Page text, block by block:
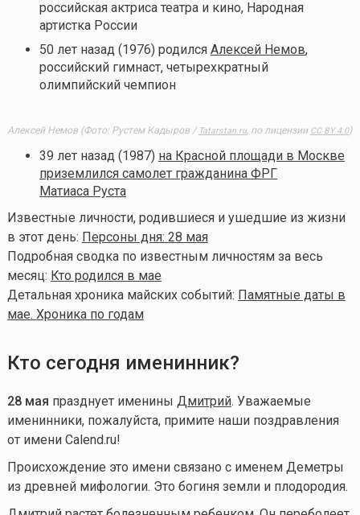
российская актриса театра и кино, Народная
артистка России
50 лет назад (1976) родился Алексей Немов,
российский гимнаст, четырехкратный
олимпийский чемпион
Алексей Немов (Фото: Рустем Кадыров / Tatarstan.ru, по лицензии CC BY 4.0)
39 лет назад (1987) на Красной площади в Москве
приземлился самолет гражданина ФРГ
Матиаса Руста
Известные личности, родившиеся и ушедшие из жизни
в этот день: Персоны дня: 28 мая
Подробная сводка по известным личностям за весь
месяц: Кто родился в мае
Детальная хроника майских событий: Памятные даты в
мае. Хроника по годам
Кто сегодня именинник?
28 мая празднует именины Дмитрий. Уважаемые
именинники, пожалуйста, примите наши поздравления
от имени Calend.ru!
Происхождение это имени связано с именем Деметры
из древней мифологии. Это богиня земли и плодородия.